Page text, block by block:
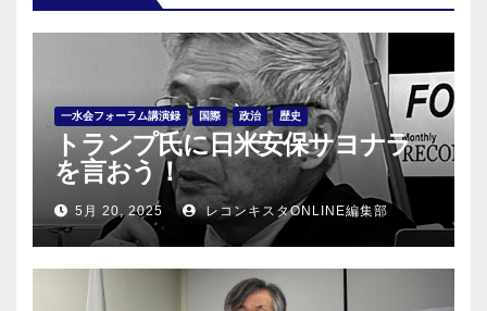
一水会フォーラム講演録 国際 政治 歴史
トランプ氏に日米安保サヨナラ
を言おう！
5月 20, 2025 レコンキスタONLINE編集部